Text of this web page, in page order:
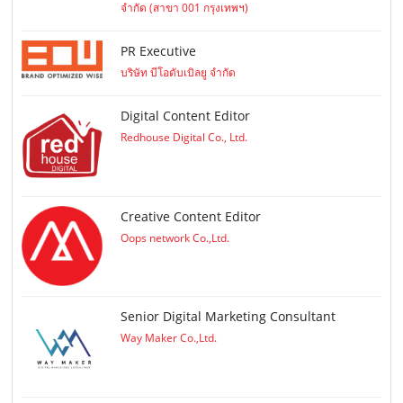
จำกัด (สาขา 001 กรุงเทพฯ)
PR Executive
บริษัท บีโอดับเบิลยู จำกัด
Digital Content Editor
Redhouse Digital Co., Ltd.
Creative Content Editor
Oops network Co.,Ltd.
Senior Digital Marketing Consultant
Way Maker Co.,Ltd.